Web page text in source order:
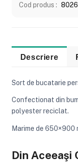
Cod produs : 8026
Descriere
Sort de bucatarie
Confectionat din
polyester reciclat.
Marime de 650×900
Din Aceeaşi